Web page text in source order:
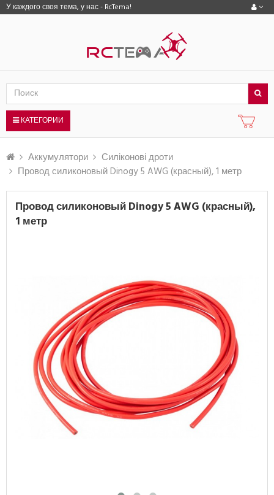
У каждого своя тема, у нас - RcTema!
КАТЕГОРИИ
Аккумулятори
Силіконові дроти
Провод силиконовый Dinogy 5 AWG (красный), 1 метр
Провод силиконовый Dinogy 5 AWG (красный),
1 метр